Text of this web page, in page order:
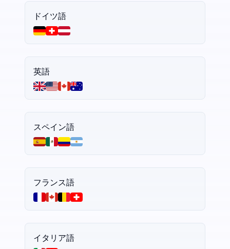
ドイツ語
英語
スペイン語
フランス語
イタリア語